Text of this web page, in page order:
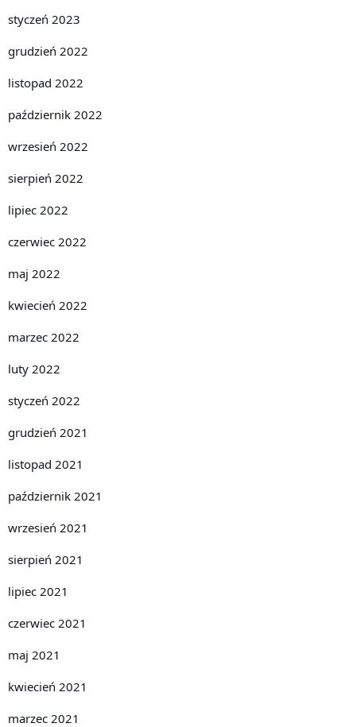
styczeń 2023
grudzień 2022
listopad 2022
październik 2022
wrzesień 2022
sierpień 2022
lipiec 2022
czerwiec 2022
maj 2022
kwiecień 2022
marzec 2022
luty 2022
styczeń 2022
grudzień 2021
listopad 2021
październik 2021
wrzesień 2021
sierpień 2021
lipiec 2021
czerwiec 2021
maj 2021
kwiecień 2021
marzec 2021